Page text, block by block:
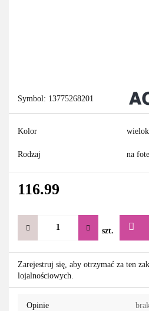
Symbol: 13775268201
Kolor
Rodzaj na
116.99
szt.
Zarejestruj się, aby otrzymać za ten
lojalnościowych.
Opinie